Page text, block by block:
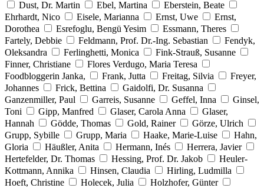
Dust, Dr. Martin
Ebel, Martina
Eberstein, Beate
Ehrhardt, Nico
Eisele, Marianna Ernst, Uwe
Ernst,
Dorothea
Esrefoglu, Bengü Yesim
Essmann, Theres
Fartely, Debbie
Feldmann, Prof. Dr.-Ing. Sebastian
Fendyk,
Oleksandra
Ferlinghetti, Monica
Fink-Strauß, Susanne
Finner, Christiane
Flores Verdugo, Maria Teresa
Foodbloggerin Janka,
Frank, Jutta Freitag, Silvia
Freyer,
Johannes
Frick, Bettina
Gaidolfi, Dr. Susanna
Ganzenmiller, Paul
Garreis, Susanne Geffel, Inna
Ginsel,
Toni
Gipp, Manfred Glaser, Carola Anna
Glaser,
Hannah
Gödde, Thomas Gold, Rainer
Görze, Ulrich
Grupp, Sybille
Grupp, Maria Haake, Marie-Luise
Hahn,
Gloria
Häußler, Anita Hermann, Inés
Herrera, Javier
Hertefelder, Dr. Thomas
Hessing, Prof. Dr. Jakob
Heuler-
Kottmann, Annika
Hinsen, Claudia
Hirling, Ludmilla
Hoeft, Christine
Holecek, Julia
Holzhofer, Günter